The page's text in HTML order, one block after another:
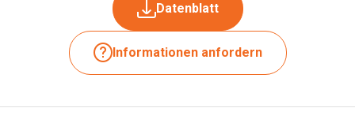
Datenblatt
Informationen anfordern